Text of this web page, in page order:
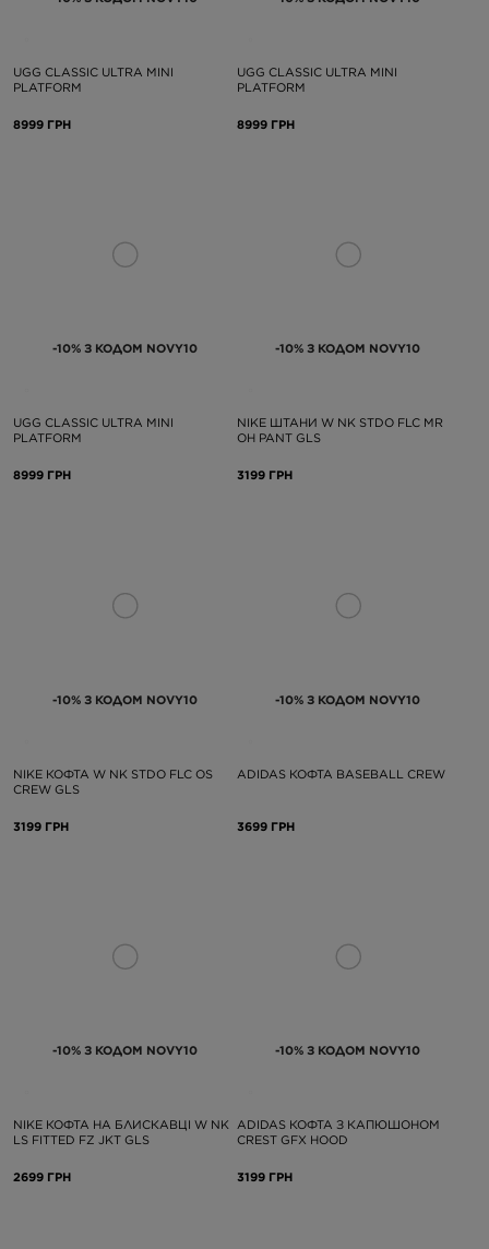
UGG CLASSIC ULTRA MINI
PLATFORM
8999 ГРН
UGG CLASSIC ULTRA MINI
PLATFORM
8999 ГРН
-10% З КОДОМ NOVY10
UGG CLASSIC ULTRA MINI
PLATFORM
8999 ГРН
-10% З КОДОМ NOVY10
NIKE ШТАНИ W NK STDO FLC MR
OH PANT GLS
3199 ГРН
-10% З КОДОМ NOVY10
NIKE КОФТА W NK STDO FLC OS
CREW GLS
3199 ГРН
-10% З КОДОМ NOVY10
ADIDAS КОФТА BASEBALL CREW
3699 ГРН
-10% З КОДОМ NOVY10
NIKE КОФТА НА БЛИСКАВЦІ W NK
LS FITTED FZ JKT GLS
2699 ГРН
-10% З КОДОМ NOVY10
ADIDAS КОФТА З КАПЮШОНОМ
CREST GFX HOOD
3199 ГРН